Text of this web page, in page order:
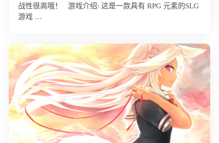
战性很高哦！ 游戏介绍: 这是一款具有 RPG 元素的SLG
游戏 …